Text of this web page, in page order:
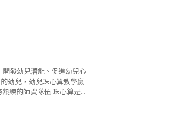
發幼兒潛能、促進幼兒心
幼兒，幼兒珠心算教學贏